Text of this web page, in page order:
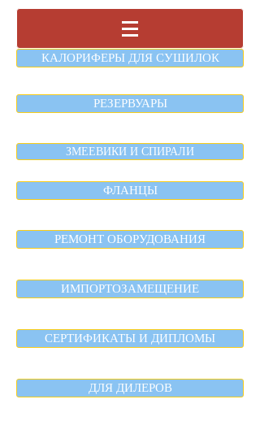
КАЛОРИФЕРЫ ДЛЯ СУШИЛОК
РЕЗЕРВУАРЫ
ЗМЕЕВИКИ И СПИРАЛИ
ФЛАНЦЫ
РЕМОНТ ОБОРУДОВАНИЯ
ИМПОРТОЗАМЕЩЕНИЕ
СЕРТИФИКАТЫ И ДИПЛОМЫ
ДЛЯ ДИЛЕРОВ